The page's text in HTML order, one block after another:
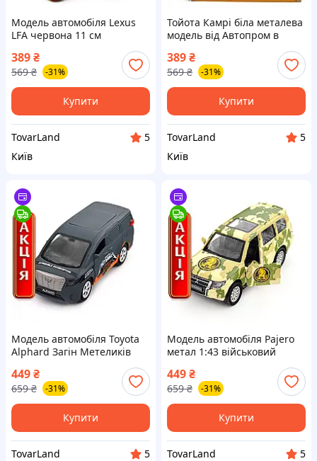
Модель автомобіля Lexus
LFA червона 11 см
1:43 з функцією
відкривання дверей
389₴
569 ₴ -31%
Купити
TovarLand
5
Київ
Тойота Камрі біла металева
модель від Автопром в
масштабі 1:43 з дверцятами
що відчиняються
389₴
569 ₴ -31%
Купити
TovarLand
5
Київ
Модель автомобіля Toyota
Alphard Загін Метеликів
дверцятами що
відчиняються метал
449₴
659 ₴ -31%
Купити
TovarLand
5
Модель автомобіля Pajero
метал 1:43 військовий
ОМБр із серії Шеврони
Героїв
449₴
659 ₴ -31%
Купити
TovarLand
5